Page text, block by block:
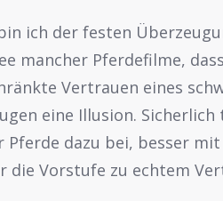
ich der festen
mancher Pferdefilme,
Vertrauen eines
eine Illusion.
Pferde dazu bei, besser
die Vorstufe zu echtem